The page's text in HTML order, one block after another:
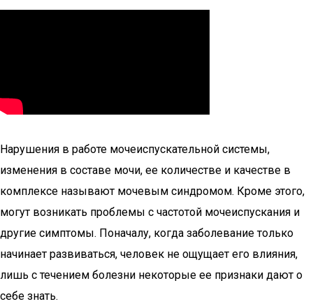
Нарушения в работе мочеиспускательной системы,
изменения в составе мочи, ее количестве и качестве в
комплексе называют мочевым синдромом. Кроме этого,
могут возникать проблемы с частотой мочеиспускания и
другие симптомы. Поначалу, когда заболевание только
начинает развиваться, человек не ощущает его влияния,
лишь с течением болезни некоторые ее признаки дают о
себе знать.